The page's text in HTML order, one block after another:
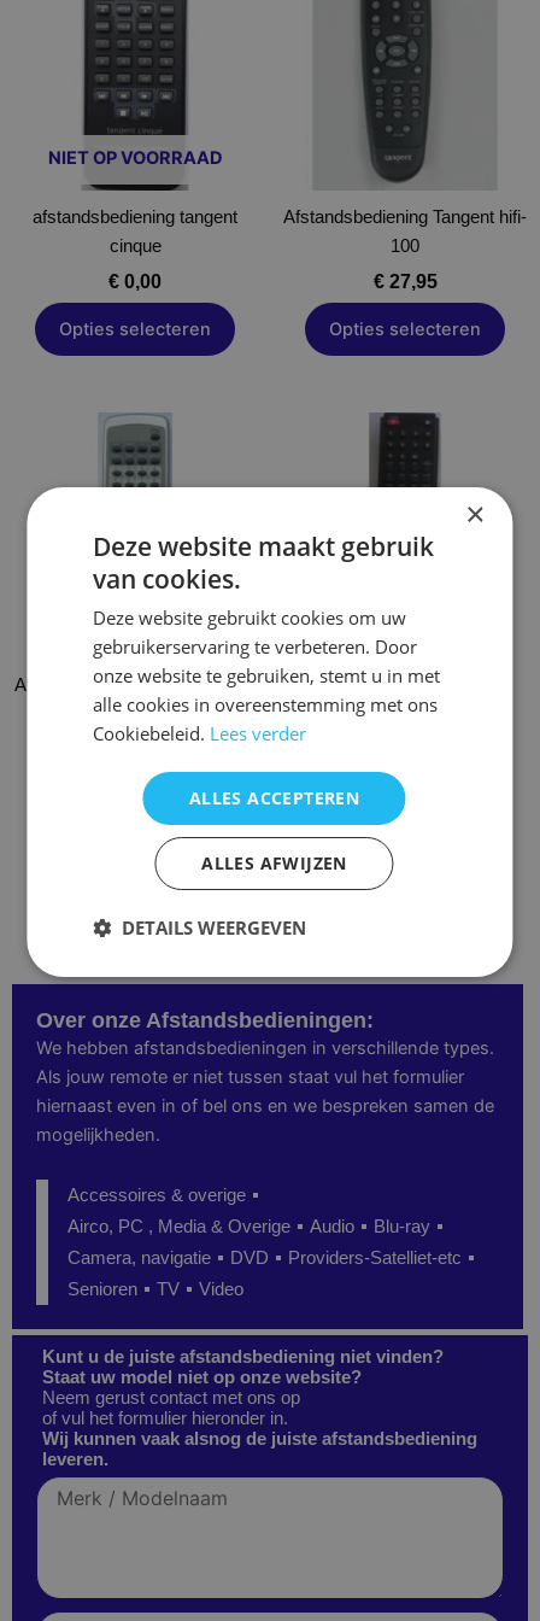
NIET OP VOORRAAD
afstandsbediening tangent
cinque
€ 0,00
Opties selecteren
heeft
meerdere
variaties.
Deze
optie
kan
gekozen
worden
op
de
productpagina
Afstandsbediening Tangent hifi-
100
€27,95
Opties selecteren
heeft
meerdere
variaties.
Deze
optie
kan
gekozen
worden
op
de
productpagina
Afstandsbediening tangent HT-
50
Opties selecteren
Dit
product
heeft
variaties.
Deze
kan
gekozen
worden
op
de
productpagina
Afstandsbediening Tangent
mcs-600
Opties selecteren
Over onze Afstandsbedieningen:
We hebben afstandsbedieningen in verschillende types.
Als jouw remote er niet tussen staat vul het formulier
hiernaast even in of bel ons en we bespreken samen de
mogelijkheden.
Accessoires & overige
Airco, PC , Media & Overige
Audio
Blu-ray
Camera, navigatie
DVD
Providers-Satelliet-etc
Senioren
TV Video
Kunt u de juiste afstandsbediening niet vinden?
Staat uw model niet op onze website?
Neem gerust contact met ons op
of vul het formulier hieronder in.
Wij kunnen vaak alsnog de juiste afstandsbediening
leveren.
Merk
×
Deze website maakt gebruik
van cookies.
Deze website gebruikt cookies om uw
gebruikerservaring te verbeteren. Door
onze website te gebruiken, stemt u in met
alle cookies in overeenstemming met ons
Cookiebeleid. Lees verder
ALLES ACCEPTEREN
ALLES AFWIJZEN
DETAILS WEERGEVEN